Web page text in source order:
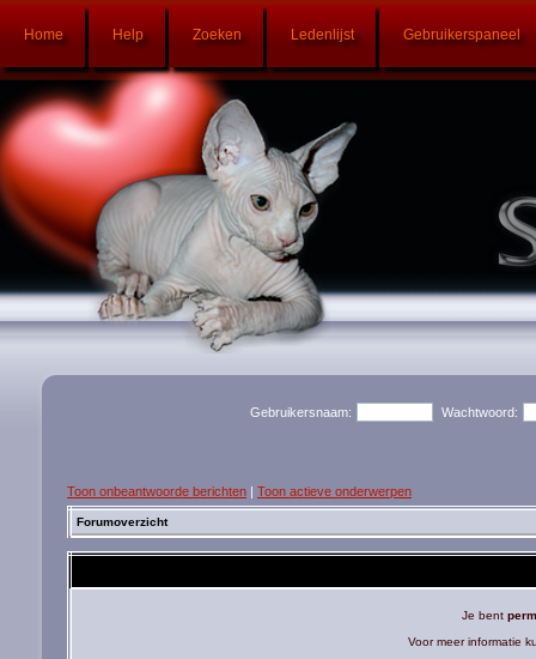
Home Help Zoeken Ledenlijst Gebruikerspaneel
Gebruikersnaam: Wachtwoord:
Toon onbeantwoorde berichten | Toon actieve onderwerpen
Forumoverzicht
Je bent
Voor meer informatie